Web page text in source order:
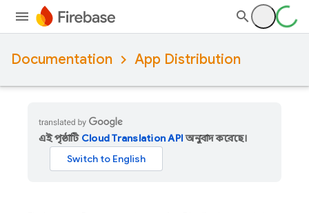
Documentation App Distribution
এই পৃষ্ঠাটি Cloud Translation APIঅনুবাদ করেছে।